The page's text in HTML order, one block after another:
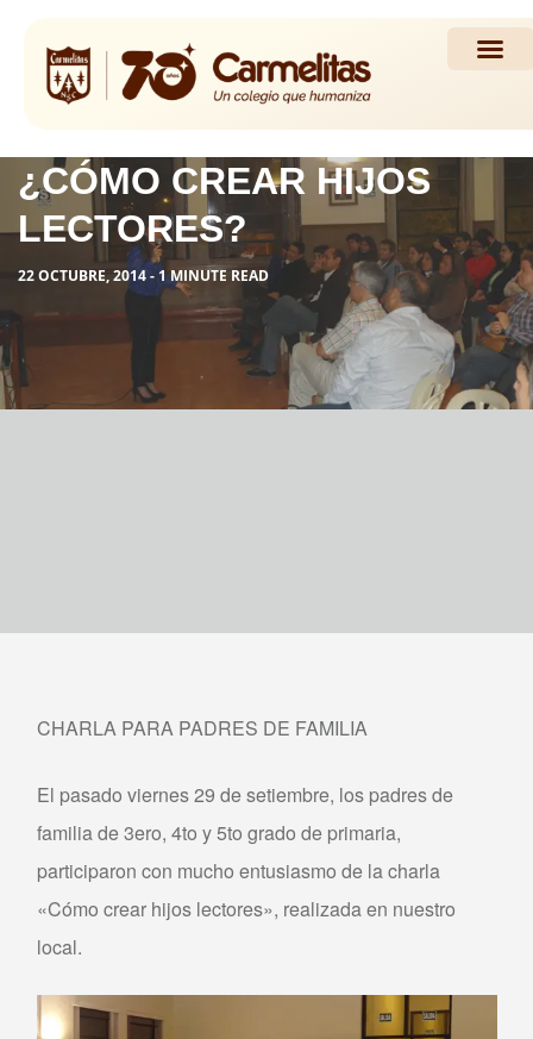
¿CÓMO CREAR HIJOS
LECTORES?
22 OCTUBRE, 2014 - 1 MINUTE READ
CHARLA PARA PADRES DE FAMILIA
El pasado viernes 29 de setiembre, los padres de
familia de 3ero, 4to y 5to grado de primaria,
participaron con mucho entusiasmo de la charla
«Cómo crear hijos lectores», realizada en nuestro
local.